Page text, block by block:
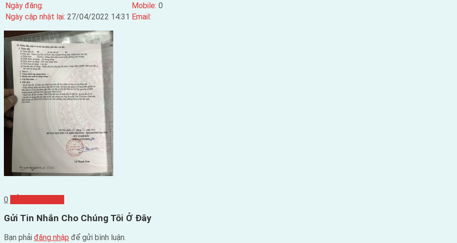
Ngày đăng:
Mobile: 0
Ngày cập nhật lại: 27/04/2022 14:31 Email:
0
Gửi Tin Nhắn Cho Chúng Tôi Ở Đây
Bạn phải đăng nhập để gửi bình luận.